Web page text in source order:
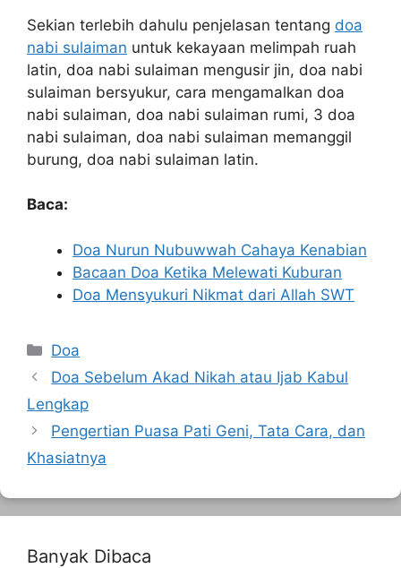
Sekian terlebih dahulu penjelasan tentang doa
nabi sulaiman untuk kekayaan melimpah ruah
latin, doa nabi sulaiman mengusir jin, doa nabi
sulaiman bersyukur, cara mengamalkan doa
nabi sulaiman, doa nabi sulaiman rumi, 3 doa
nabi sulaiman, doa nabi sulaiman memanggil
burung, doa nabi sulaiman latin.
Baca:
Doa Nurun Nubuwwah Cahaya Kenabian
Bacaan Doa Ketika Melewati Kuburan
Doa Mensyukuri Nikmat dari Allah SWT
Kategori
Doa
Doa Sebelum Akad Nikah atau Ijab Kabul
Lengkap
Pengertian Puasa Pati Geni, Tata Cara, dan
Khasiatnya
Banyak Dibaca